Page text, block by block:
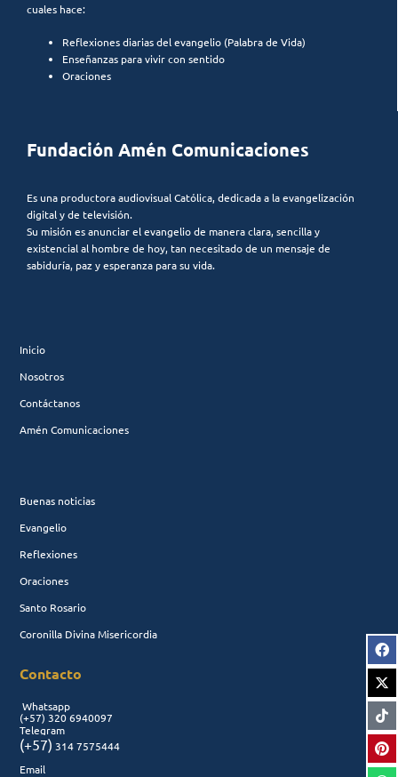
cuales hace:
Reflexiones diarias del evangelio (Palabra de Vida)
Enseñanzas para vivir con sentido
Oraciones
Fundación Amén Comunicaciones
Es una productora audiovisual Católica, dedicada a la evangelización
digital y de televisión.
Su misión es anunciar el evangelio de manera clara, sencilla y
existencial al hombre de hoy, tan necesitado de un mensaje de
sabiduría, paz y esperanza para su vida.
Inicio
Nosotros
Contáctanos
Amén Comunicaciones
Buenas noticias
Evangelio
Reflexiones
Oraciones
Santo Rosario
Coronilla Divina Misericordia
Contacto
Whatsapp
(+57) 320 6940097
Telegram
(+57) 314 7575444
Email